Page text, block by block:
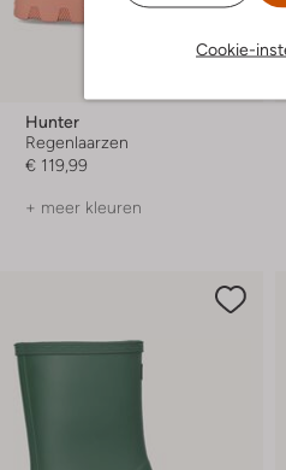
Cookie-
Hunter
Regenlaarzen
€ 119,99
+ meer kleuren